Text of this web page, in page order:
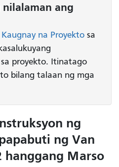
ang
na Proyekto sa
proyekto. Itinatago
bilang talaan ng mga
ng
ng Van
hanggang Marso